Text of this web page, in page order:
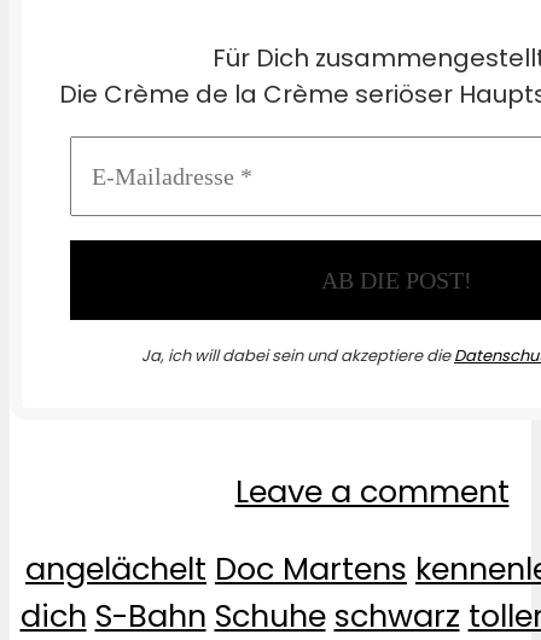
Für Dich
Die Crème de la Crème seriöser
Ja, ich will dabei sein und akzeptiere die
Leave a comment
angelächelt Doc Martens
dich S-Bahn Schuhe schwarz